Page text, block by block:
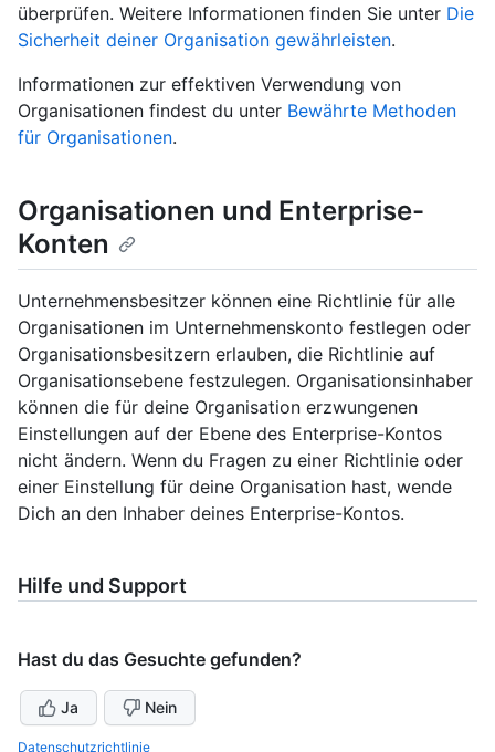
überprüfen. Weitere Informationen finden Sie unter Die
Sicherheit deiner Organisation gewährleisten.
Informationen zur effektiven Verwendung von
Organisationen findest du unter Bewährte Methoden
für Organisationen.
Organisationen und Enterprise-
Konten
Unternehmensbesitzer können eine Richtlinie für alle
Organisationen im Unternehmenskonto festlegen oder
Organisationsbesitzern erlauben, die Richtlinie auf
Organisationsebene festzulegen. Organisationsinhaber
können die für deine Organisation erzwungenen
Einstellungen auf der Ebene des Enterprise-Kontos
nicht ändern. Wenn du Fragen zu einer Richtlinie oder
einer Einstellung für deine Organisation hast, wende
Dich an den Inhaber deines Enterprise-Kontos.
Hilfe und Support
Hast du das Gesuchte gefunden?
Ja Nein
Datenschutzrichtlinie